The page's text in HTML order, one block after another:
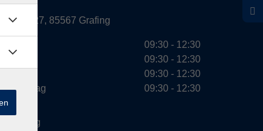
Griesstr. 27, 85567 Grafing
09:30 - 12:30
09:30 - 12:30
09:30 - 12:30
09:30 - 12:30
Ebersberg